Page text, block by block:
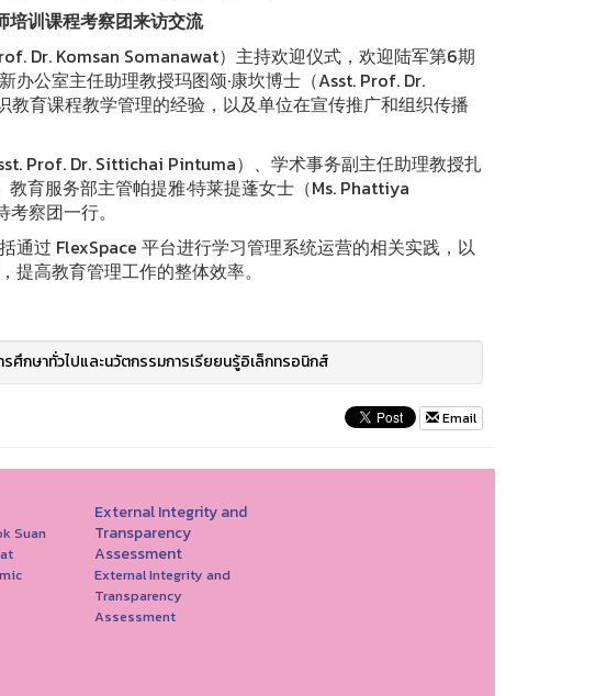
培训课程考察团来访交流
Dr. Komsan Somanawat）主持欢迎仪式，欢迎陆军第6期
公室主任助理教授玛图颂·康坎博士（Asst. Prof. Dr.
育课程教学管理的经验，以及单位在宣传推广和组织传播
Prof. Dr. Sittichai Pintuma）、学术事务副主任助理教授扎
育服务部主管帕提雅·特莱提蓬女士（Ms. Phattiya
察团一行。
通过 FlexSpace 平台进行学习管理系统运营的相关实践，以
高教育管理工作的整体效率。
รศึกษาทั่วไปและนวัตกรรมการเรียยนรู้อิเล็กทรอนิกส์
Email
Suan
External Integrity and
Transparency
Assessment
External Integrity and
Transparency
Assessment